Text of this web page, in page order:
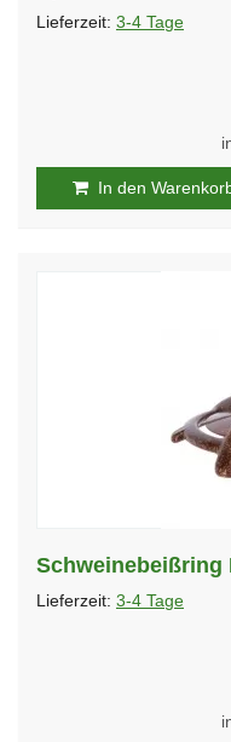
Lieferzeit: 3-4 Tage
In den
Schweinebeißring
Lieferzeit: 3-4 Tage